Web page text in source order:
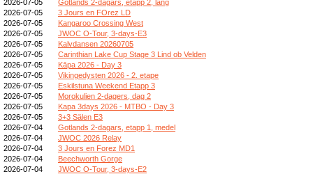
2026-07-05
Gotlands 2-dagars, etapp 2, lång
2026-07-05
3 Jours en FOrez LD
2026-07-05
Kangaroo Crossing West
2026-07-05
JWOC O-Tour, 3-days-E3
2026-07-05
Kalvdansen 20260705
2026-07-05
Carinthian Lake Cup Stage 3 Lind ob Velden
2026-07-05
Kāpa 2026 - Day 3
2026-07-05
Vikingedysten 2026 - 2. etape
2026-07-05
Eskilstuna Weekend Etapp 3
2026-07-05
Morokulien 2-dagers, dag 2
2026-07-05
Kapa 3days 2026 - MTBO - Day 3
2026-07-05
3+3 Sälen E3
2026-07-04
Gotlands 2-dagars, etapp 1, medel
2026-07-04
JWOC 2026 Relay
2026-07-04
3 Jours en Forez MD1
2026-07-04
Beechworth Gorge
2026-07-04
JWOC O-Tour, 3-days-E2